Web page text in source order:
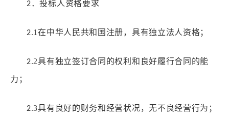
2．投标人资格要求
2.1在中华人民共和国注册，具有独立法人资格；
2.2具有独立签订合同的权利和良好履行合同的能
力；
2.3具有良好的财务和经营状况，无不良经营行为 ；